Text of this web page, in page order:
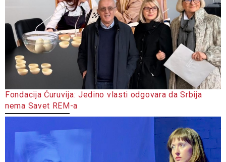
Fondacija Ćuruvija: Jedino vlasti odgovara da Srbija
nema Savet REM-a